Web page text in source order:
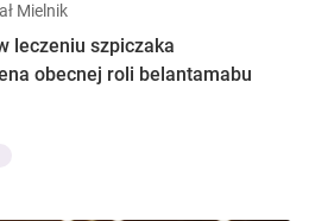
Mielnik
leczeniu szpiczaka
obecnej roli belantamabu